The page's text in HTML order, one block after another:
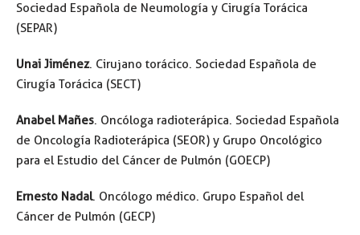
Sociedad Española de Neumología y Cirugía Torácica
(SEPAR)
Unai Jiménez. Cirujano torácico. Sociedad Española de
Cirugía Torácica (SECT)
Anabel Mañes. Oncóloga radioterápica. Sociedad Española
de Oncología Radioterápica (SEOR) y Grupo Oncológico
para el Estudio del Cáncer de Pulmón (GOECP)
Ernesto Nadal. Oncólogo médico. Grupo Español del
Cáncer de Pulmón (GECP)